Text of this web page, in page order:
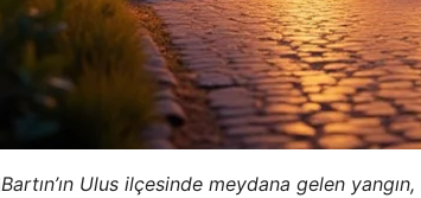
Bartın’ın Ulus ilçesinde meydana gelen